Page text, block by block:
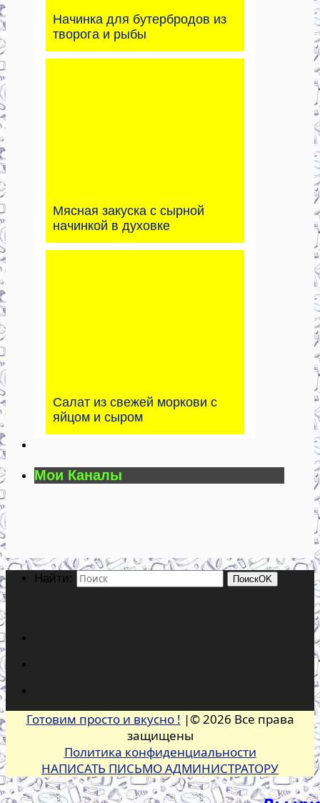
Начинка для бутербродов из
творога и рыбы
Мясная закуска с сырной
начинкой в духовке
Салат из свежей моркови с
яйцом и сыром
Мои Каналы
Найти: ПоискOK
Готовим просто и вкусно ! |© 2026 Все права
защищены
Политика конфиденциальности
НАПИСАТЬ ПИСЬМО АДМИНИСТРАТОРУ